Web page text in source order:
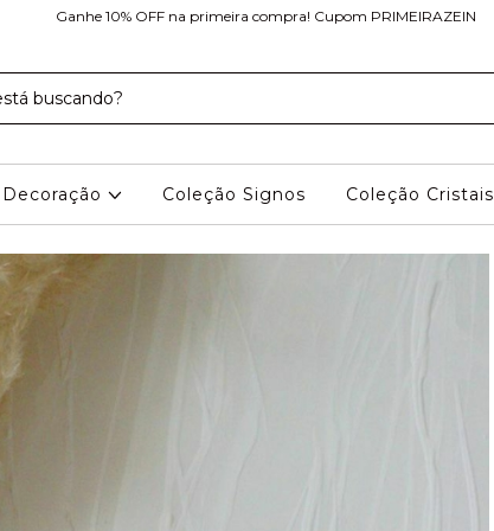
Ganhe 10% OFF na primeira compra! Cupom PRIMEIRAZEIN
Decoração Coleção Signos Coleção Cristais